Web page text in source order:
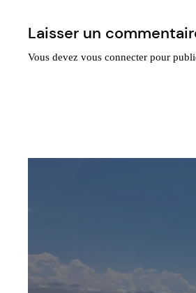
Laisser un
Vous devezvous connecter pour